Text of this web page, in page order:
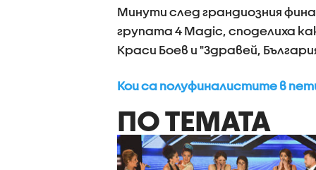
Минути след грандиозния
групата 4 Мagic, споделиха
Краси Боев и "Здравей,
Кои са полуфиналистите в
ПО ТЕМАТА